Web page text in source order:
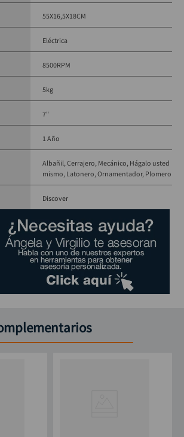
2,0 m
55X16,5X18CM
Eléctrica
8500RPM
5kg
7"
1 Año
Albañil Cerrajero Mecánico Hágalo usted
mismo Latonero Ornamentador Plomero
Discover